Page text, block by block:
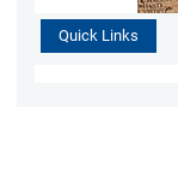
Quick Links